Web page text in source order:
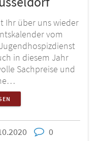
Ihr über uns wieder
vom
in diesem Jahr
Sachpreise und
0